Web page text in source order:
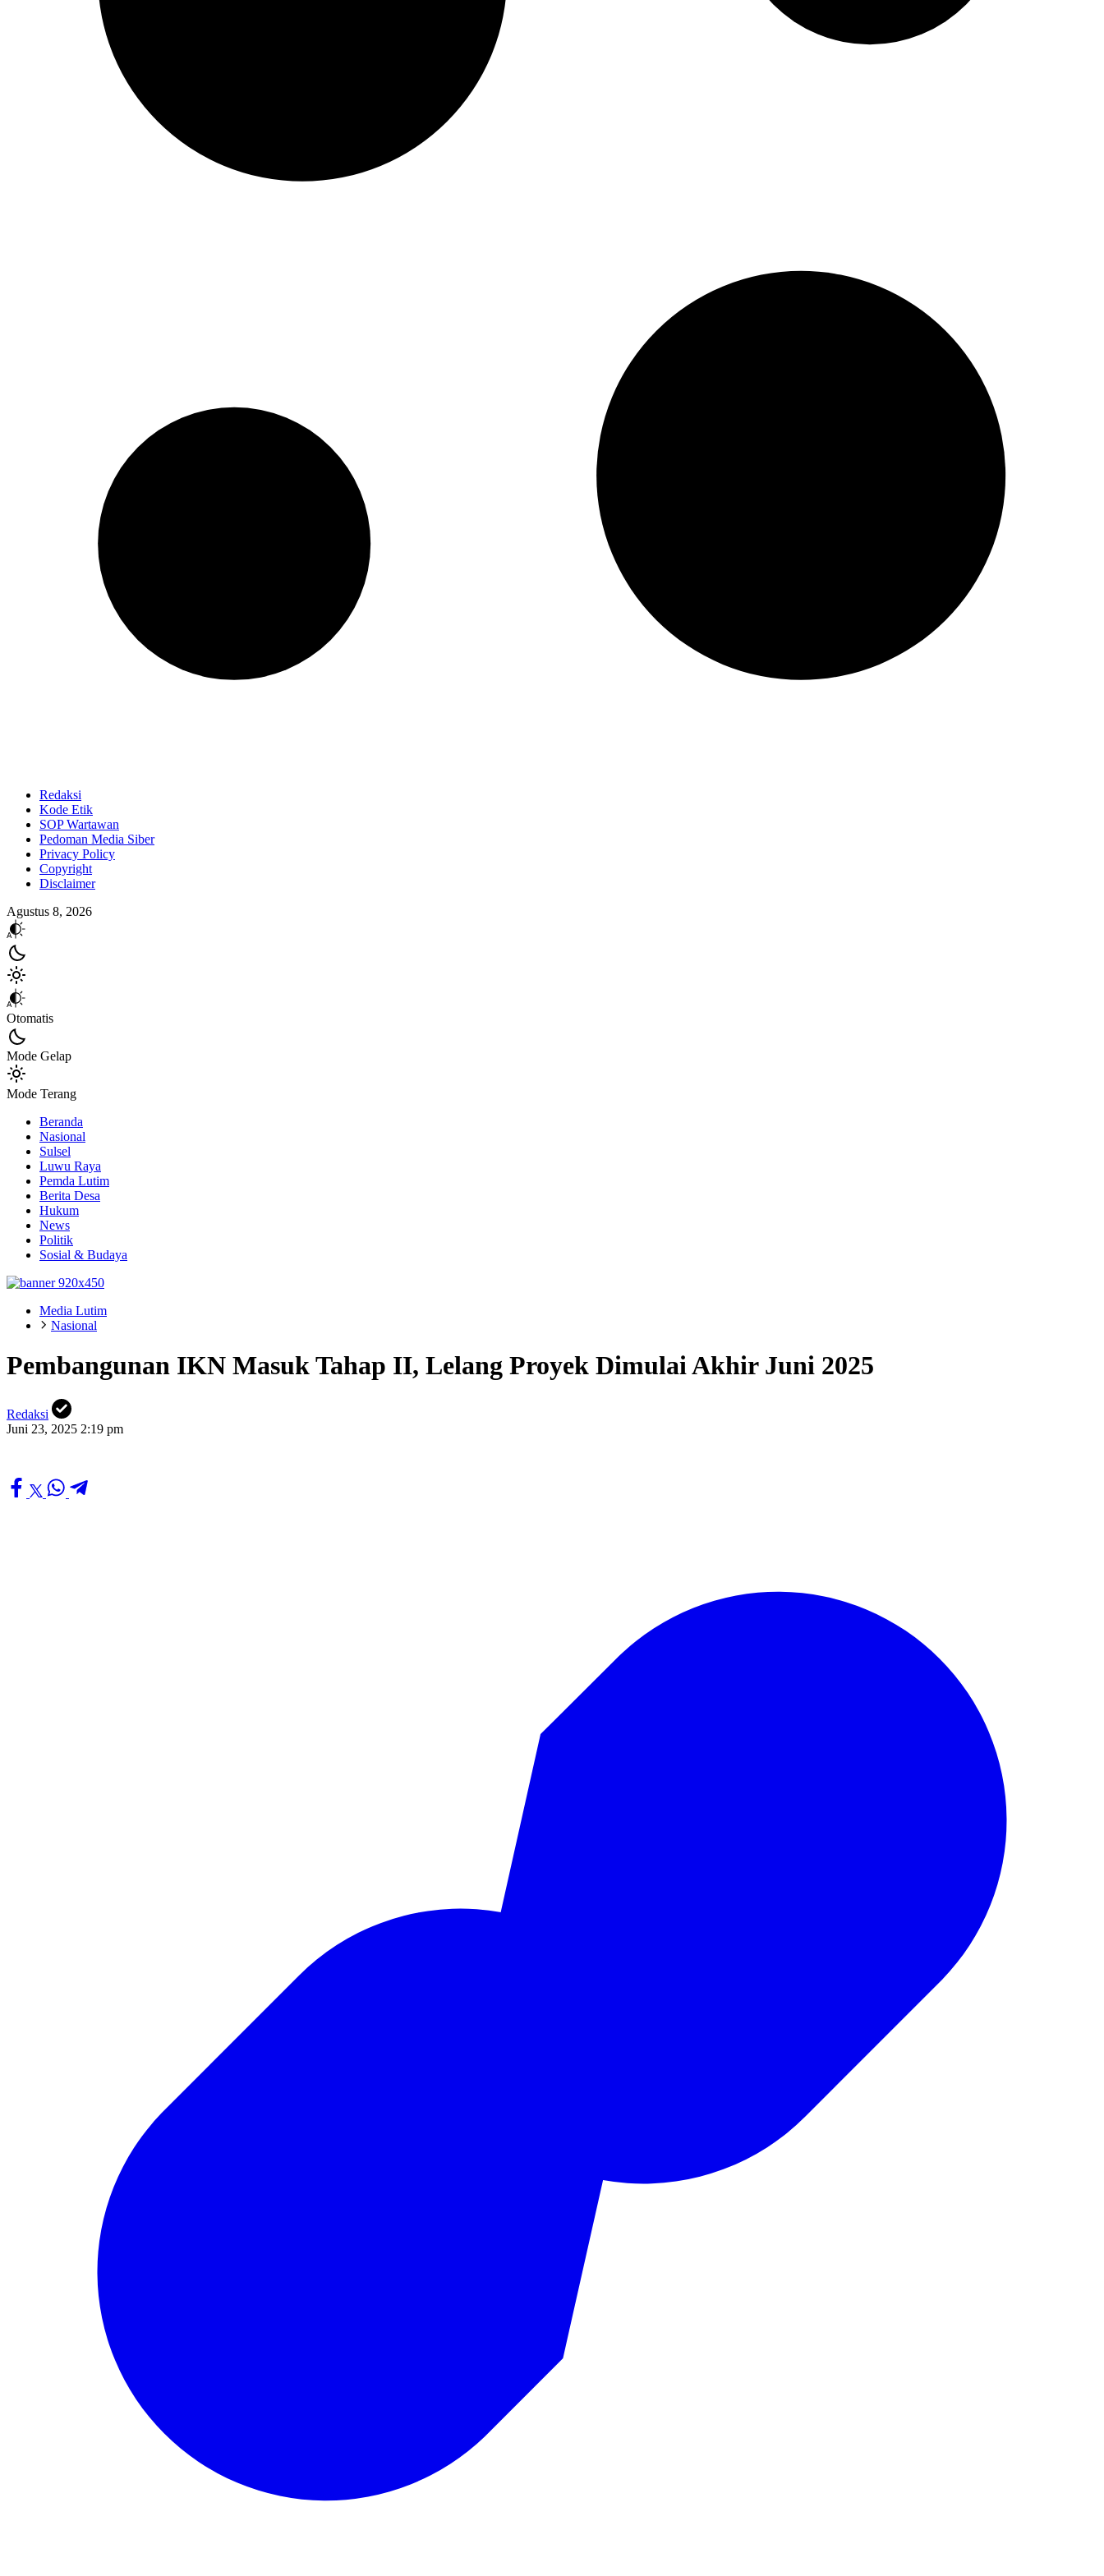
Redaksi
Kode Etik
SOP Wartawan
Pedoman Media Siber
Privacy Policy
Copyright
Disclaimer
Agustus 8, 2026
Otomatis
Mode Gelap
Mode Terang
Beranda
Nasional
Sulsel
Luwu Raya
Pemda Lutim
Berita Desa
Hukum
News
Politik
Sosial & Budaya
Media Lutim
Nasional
Pembangunan IKN Masuk Tahap II, Lelang Proyek Dimulai Akhir Juni 2025
Redaksi
Juni 23, 2025 2:19 pm